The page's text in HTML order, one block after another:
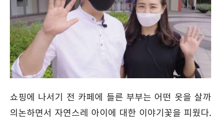
쇼핑에 나서기 전 카페에 들른 부부는 어떤 옷을 살까
의논하면서 자연스레 아이에 대한 이야기꽃을 피웠다.